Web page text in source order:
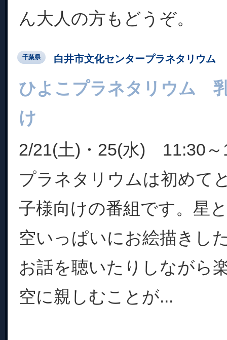
ん大人の方もどうぞ。
千葉県 白井市文化センタープラネタリウム
ひよこプラネタリウム
け
2/21(土)・25(水) 11:30～
プラネタリウムは初めて
子様向けの番組です。星
空いっぱいにお絵描きし
お話を聴いたりしながら
空に親しむことが...